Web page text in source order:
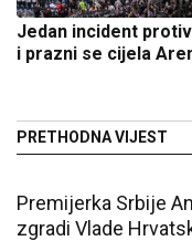
Jedan incident
i prazni se cijela
PRETHODNA VIJEST
Premijerka Srbije
zgradi Vlade